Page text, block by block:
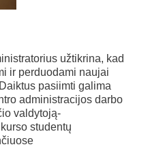
užtikrina, kad
ir perduodami naujai
pasiimti galima
administracijos darbo
valdytoją-
studentų